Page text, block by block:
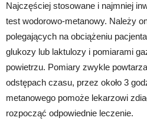
Najczęściej stosowane i najmniej
test wodorowo-metanowy. Należy
polegających na obciążeniu
glukozy lub laktulozy i pomiarami
powietrzu. Pomiary zwykle
odstępach czasu, przez około 3
metanowego pomoże lekarzowi
rozpocząć odpowiednie leczenie.